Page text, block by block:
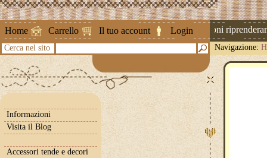
Home Carrello Il tuo account Login
Attenzione ! Le spedizioni
Cerca nel sito Navigazione:
Informazioni
Visita il Blog
Accessori tende e decori